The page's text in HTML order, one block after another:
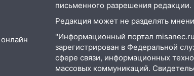
письменного разрешения редакции.
Редакция может не разделять
"Информационный портал
зарегистрирован в Федеральной
сфере связи, информационных
массовых коммуникаций.